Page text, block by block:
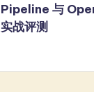
Pipeline 与
实战评测